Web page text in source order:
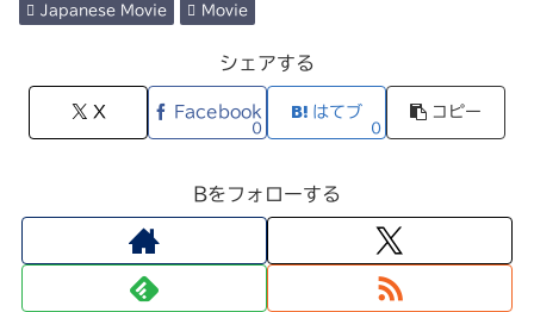
Japanese Movie Movie
シェアする
X Facebook
0
はてブ
0
コピー
Bをフォローする